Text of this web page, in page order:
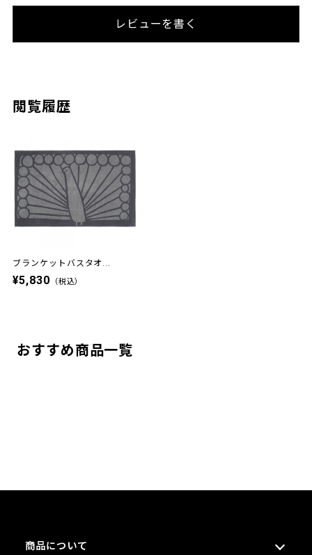
レビューを書く
閲覧履歴
ブランケットバスタオ...
¥5,830 （税込）
おすすめ商品一覧
商品について